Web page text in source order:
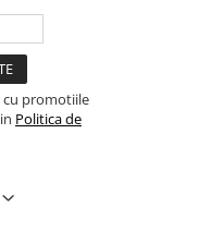
cu promotiile
Politica de